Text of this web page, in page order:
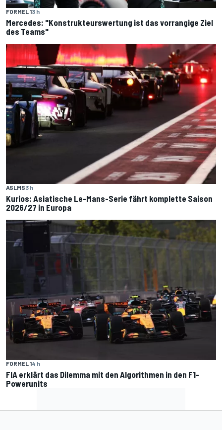
FORMEL 13 h
Mercedes: "Konstrukteurswertung ist das vorrangige Ziel
des Teams"
ASLMS3 h
Kurios: Asiatische Le-Mans-Serie fährt komplette Saison
2026/27 in Europa
FORMEL 14 h
FIA erklärt das Dilemma mit den Algorithmen in den F1-
Powerunits